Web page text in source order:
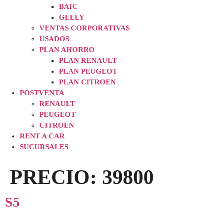
BAIC
GEELY
VENTAS CORPORATIVAS
USADOS
PLAN AHORRO
PLAN RENAULT
PLAN PEUGEOT
PLAN CITROEN
POSTVENTA
RENAULT
PEUGEOT
CITROEN
RENT A CAR
SUCURSALES
PRECIO: 39800
S5